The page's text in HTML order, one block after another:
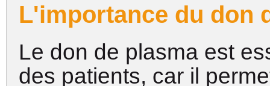
L'importance du don
Le don de plasma est
des patients, car il